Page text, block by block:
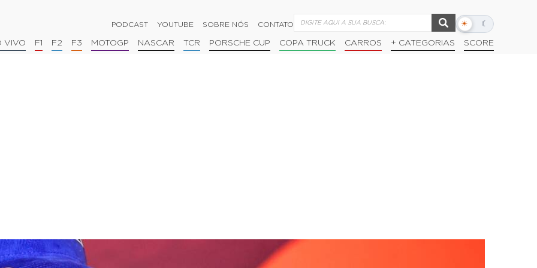
PODCAST YOUTUBE SOBRE NÓS CONTATO ☀ ☾
Alternar
escuro
VIVO F1 F2 F3 MOTOGP NASCAR TCR PORSCHE CUP COPA TRUCK CARROS + CATEGORIAS SCORE